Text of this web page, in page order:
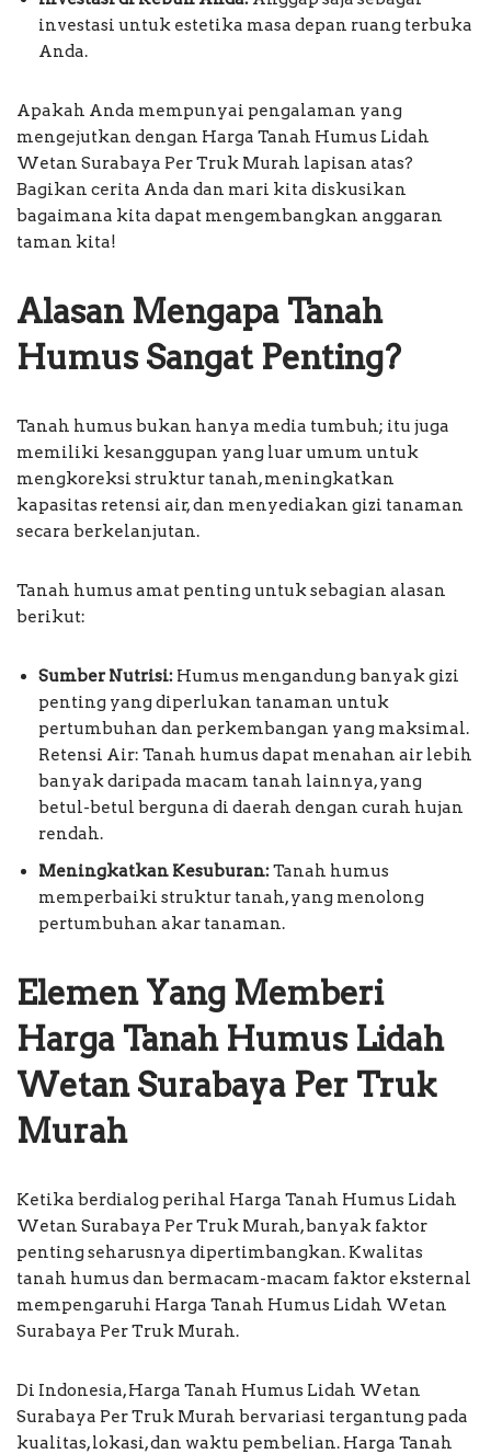
investasi untuk estetika masa depan ruang terbuka
Anda.
Apakah Anda mempunyai pengalaman yang
mengejutkan dengan Harga Tanah Humus Lidah
Wetan Surabaya Per Truk Murah lapisan atas?
Bagikan cerita Anda dan mari kita diskusikan
bagaimana kita dapat mengembangkan anggaran
taman kita!
Alasan Mengapa Tanah
Humus Sangat Penting?
Tanah humus bukan hanya media tumbuh; itu juga
memiliki kesanggupan yang luar umum untuk
mengkoreksi struktur tanah, meningkatkan
kapasitas retensi air, dan menyediakan gizi tanaman
secara berkelanjutan.
Tanah humus amat penting untuk sebagian alasan
berikut:
Sumber Nutrisi: Humus mengandung banyak gizi
penting yang diperlukan tanaman untuk
pertumbuhan dan perkembangan yang maksimal.
Retensi Air: Tanah humus dapat menahan air lebih
banyak daripada macam tanah lainnya, yang
betul-betul berguna di daerah dengan curah hujan
rendah.
Meningkatkan Kesuburan:Tanah humus
memperbaiki struktur tanah, yang menolong
pertumbuhan akar tanaman.
Elemen Yang Memberi
Harga Tanah Humus Lidah
Wetan Surabaya Per Truk
Murah
Ketika berdialog perihal Harga Tanah Humus Lidah
Wetan Surabaya Per Truk Murah, banyak faktor
penting seharusnya dipertimbangkan. Kwalitas
tanah humus dan bermacam-macam faktor eksternal
mempengaruhi Harga Tanah Humus Lidah Wetan
Surabaya Per Truk Murah.
Di Indonesia, Harga Tanah Humus Lidah Wetan
Surabaya Per Truk Murah bervariasi tergantung pada
kualitas, lokasi, dan waktu pembelian. Harga Tanah